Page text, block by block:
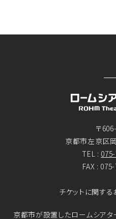
〒
京都市左京区
TEL :
FAX :
チケットに関す
京都市が設置したロームシアタ